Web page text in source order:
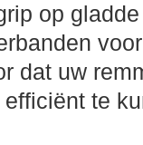
op
dat uw
te